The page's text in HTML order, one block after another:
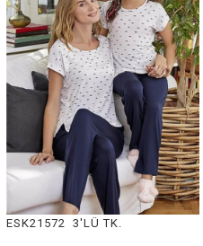
ESK21572  3'LÜ TK.